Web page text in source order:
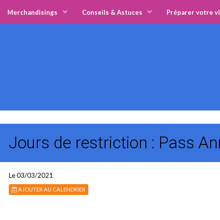
Merchandisings Conseils & Astuces Préparer votre
Jours de restriction : Pass
Le 03/03/2021
AJOUTER AU CALENDRIER